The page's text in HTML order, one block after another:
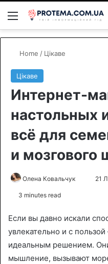
Menu
Home / Цікаве
Цікаве
Интернет-
настольных
всё для
и мозгового
Олена Ковальчук
d
21
3 minutes read
Если вы давно искали
увлекательно и с
идеальным решением.
мышление, вызывают